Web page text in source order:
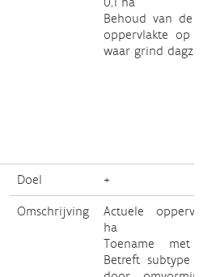
Behoud van de
oppervlakte op
waar grind
Doel
+
Omschrijving
Actuele
ha
Toename met
Betreft subtype